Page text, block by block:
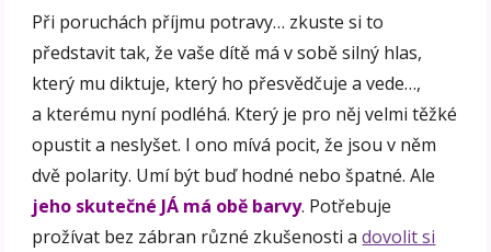
Při poruchách příjmu potravy… zkuste si to
představit tak, že vaše dítě má v sobě silný hlas,
který mu diktuje, který ho přesvědčuje a vede…,
a kterému nyní podléhá. Který je pro něj velmi těžké
opustit a neslyšet. I ono mívá pocit, že jsou v něm
dvě polarity. Umí být buď hodné nebo špatné. Ale
jeho skutečné JÁ má obě barvy. Potřebuje
prožívat bez zábran různé zkušenosti adovolit si